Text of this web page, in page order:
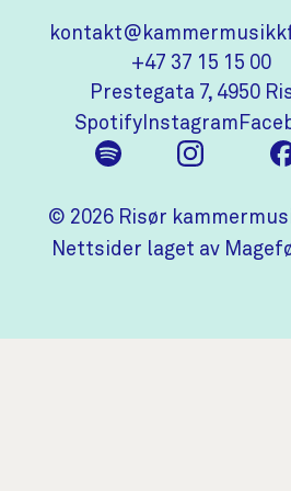
+47 37 15 15 00
Prestegata 7, 4950
Spotify(åpnes i ny fane)
Instagram
(åpnes i ny
© 2026 Risør
Nettsider laget av